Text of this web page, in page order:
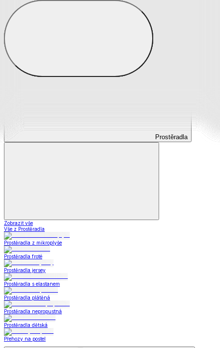
Prostěradla
Prostěradla
Zobrazit vše
Vše z Prostěradla
Prostěradla z mikroplyše
Prostěradla froté
Prostěradla jersey
Prostěradla s elastanem
Prostěradla plátěná
Prostěradla nepropustná
Prostěradla dětská
Přehozy na postel